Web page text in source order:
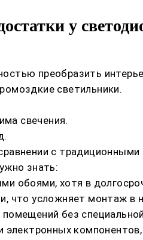
у
преобразить
светильники.
свечения.
с традиционными
знать:
обоями, хотя в
что усложняет монтаж в
без
электронных